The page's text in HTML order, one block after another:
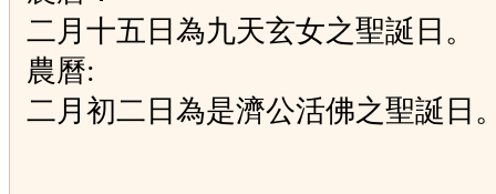
二月十五日為九天玄女之聖誕日。
農曆:
二月初二日為是濟公活佛之聖誕日